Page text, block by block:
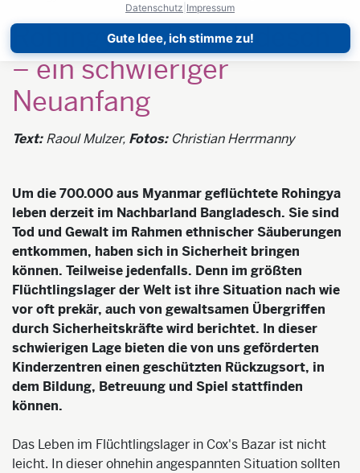
Datenschutz Impressum
Gute Idee, ich stimme zu!
Rohingya in Bangladesch
– ein schwieriger
Neuanfang
Text:Raoul Mulzer, Fotos:Christian Herrmanny
Um die 700.000 aus Myanmar geflüchtete Rohingya
leben derzeit im Nachbarland Bangladesch. Sie sind
Tod und Gewalt im Rahmen ethnischer Säuberungen
entkommen, haben sich in Sicherheit bringen
können. Teilweise jedenfalls. Denn im größten
Flüchtlingslager der Welt ist ihre Situation nach wie
vor oft prekär, auch von gewaltsamen Übergriffen
durch Sicherheitskräfte wird berichtet. In dieser
schwierigen Lage bieten die von uns geförderten
Kinderzentren einen geschützten Rückzugsort, in
dem Bildung, Betreuung und Spiel stattfinden
können.
Das Leben im Flüchtlingslager in Cox's Bazar ist nicht
leicht. In dieser ohnehin angespannten Situation sollten